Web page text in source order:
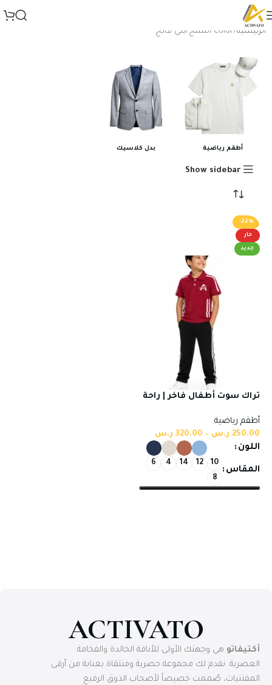
الرئيسية Color المنتج بني فاتح
أطقم رياضية بدل كلاسيك
Show sidebar
-22%
حار
جديد
تراك سوت أطفال فاخر | راحة
أطقم رياضية
250.00 ر.س –
320.00 ر.س
اللون
المقاس
10
12
14
4
6
8
ACTIVATO
أكتيفاتو هي وجهتك الأولى للأناقة الخالدة والفخامة
العصرية. نقدم لك مجموعة حصرية ومنتقاة بعناية من أرقى
المقتنيات، صُممت خصيصاً لأصحاب الذوق الرفيع